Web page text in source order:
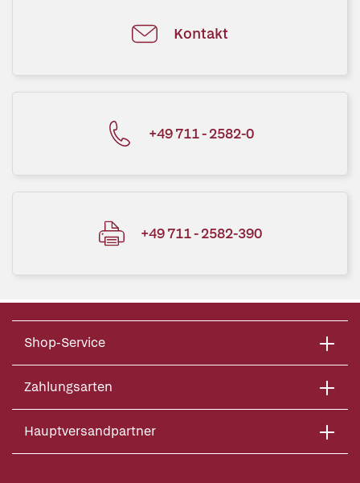
Kontakt
+49 711 - 2582-0
+49 711 - 2582-390
Shop-Service
Zahlungsarten
Hauptversandpartner